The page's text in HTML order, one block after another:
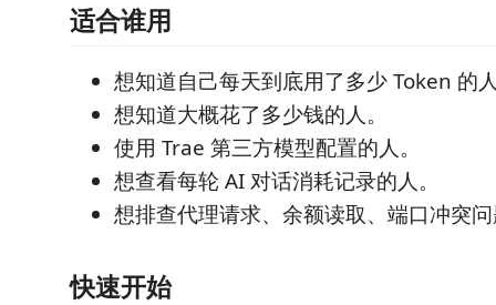
适合谁用
想知道自己每天到底用了多少 Token 的
想知道大概花了多少钱的人。
使用 Trae 第三方模型配置的人。
想查看每轮 AI 对话消耗记录的人。
想排查代理请求、余额读取、端口冲突
快速开始